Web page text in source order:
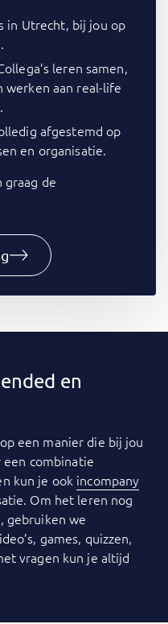
in Utrecht, bij jou op
leren samen,
werken aan real-life
afgestemd op
en organisatie.
graag de
en
een manier die bij jou
een combinatie
kun je ook incompany
Om het leren nog
gebruiken we
games, quizzen,
vragen kun je altijd